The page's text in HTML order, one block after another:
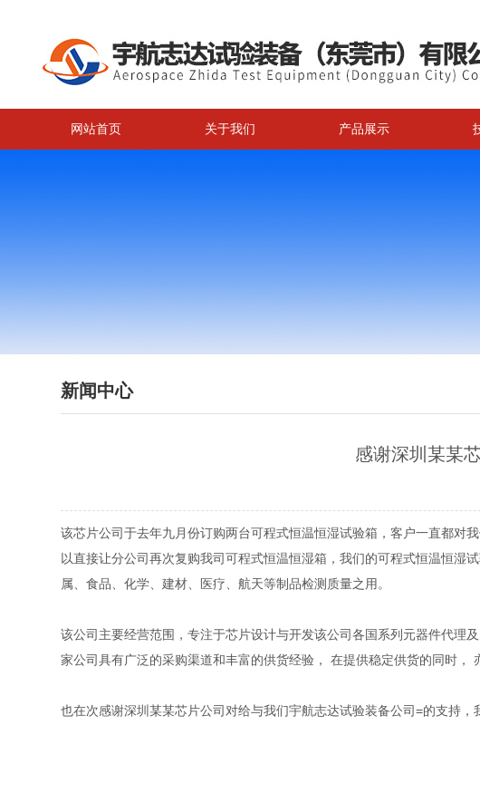
网站首页 关于我们 产品展示
新闻中心
感谢深圳某某
该芯片公司于去年九月份订购两台可程式恒温恒湿试验箱，客户一直都对
以直接让分公司再次复购我司可程式恒温恒湿箱，我们的可程式恒温恒湿
属、食品、化学、建材、医疗、航天等制品检测质量之用。
该公司主要经营范围，专注于芯片设计与开发该公司各国系列元器件代理
家公司具有广泛的采购渠道和丰富的供货经验， 在提供稳定供货的同时，
也在次感谢深圳某某芯片公司对给与我们宇航志达试验装备公司=的支持，